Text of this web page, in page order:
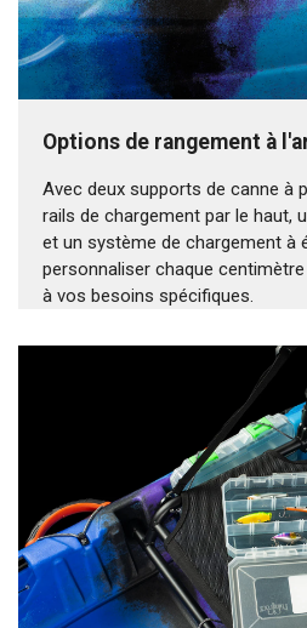
Options de rangement à
Avec deux supports de canne à
rails de chargement par le haut,
et un système de chargement à
personnaliser chaque
à vos besoins spécifiques.